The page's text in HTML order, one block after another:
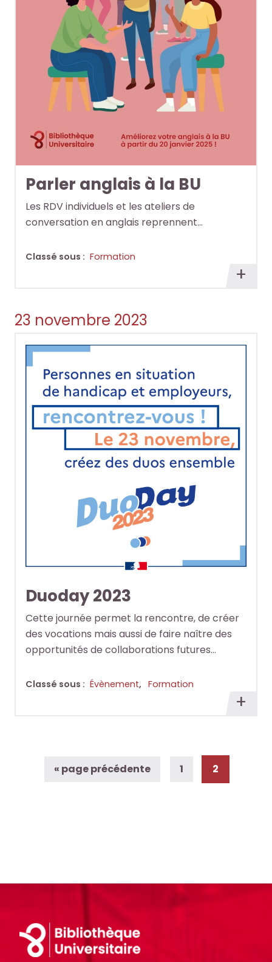
Parler anglais à la BU
Les RDV individuels et les ateliers de
conversation en anglais reprennent…
Classé sous : Formation
23 novembre 2023
Duoday 2023
Cette journée permet la rencontre, de créer
des vocations mais aussi de faire naître des
opportunités de collaborations futures…
Classé sous : Évènement, Formation
« Aller
page précédente Page
1 Page
2
Footer